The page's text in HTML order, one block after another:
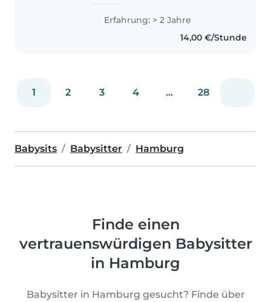
Jahr war ich als Au-Pair in
Deutschland tätig, was mir viel
Erfahrung: > 2 Jahre
14,00 €/Stunde
1 2 3 4 ... 28
Babysits Babysitter Hamburg
Finde einen
vertrauenswürdigen Babysitter
in Hamburg
Babysitter in Hamburg gesucht? Finde über